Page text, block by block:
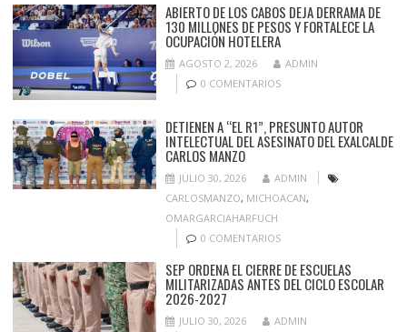
ABIERTO DE LOS CABOS DEJA DERRAMA DE
130 MILLONES DE PESOS Y FORTALECE LA
OCUPACIÓN HOTELERA
AGOSTO 2, 2026
ADMIN
0 COMENTARIOS
DETIENEN A “EL R1”, PRESUNTO AUTOR
INTELECTUAL DEL ASESINATO DEL EXALCALDE
CARLOS MANZO
JULIO 30, 2026
ADMIN
CARLOSMANZO, MICHOACAN,
OMARGARCIAHARFUCH
0 COMENTARIOS
SEP ORDENA EL CIERRE DE ESCUELAS
MILITARIZADAS ANTES DEL CICLO ESCOLAR
2026-2027
JULIO 30, 2026
ADMIN